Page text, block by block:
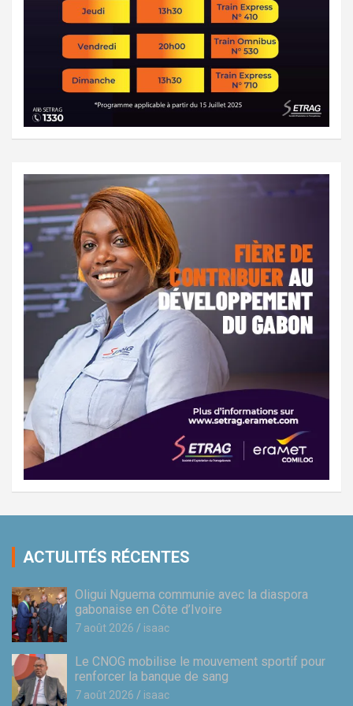
ACTULITÉS RÉCENTES
Oligui Nguema communie avec la diaspora
gabonaise en Côte d’Ivoire
7 août 2026 isaac
Le CNOG mobilise le mouvement sportif pour
renforcer la banque de sang
7 août 2026 isaac